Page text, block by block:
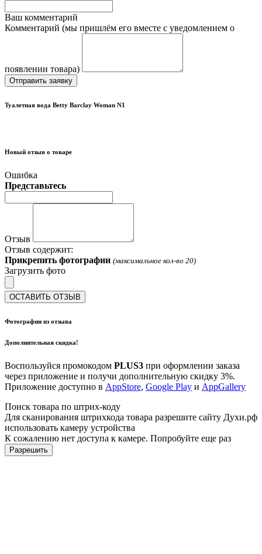
Ваш комментарий
Комментарий (мы пришлём его вместе с уведомлением о
появлении товара)
Отправить заявку
Туалетная вода Betty Barclay Woman N1
Новый отзыв о товаре
Ошибка
Представьтесь
Отзыв
Отзыв содержит:
Прикрепить фотографии (максимальное кол-во 20)
Загрузить фото
ОСТАВИТЬ ОТЗЫВ
Фотографии из отзыва
Дополнительная скидка!
Воспользуйся промокодом PLUS3 при оформлении заказа
через приложение и получи дополнительную скидку 3%.
Приложение доступно в AppStore, Google Play и AppGallery
Поиск товара по штрих-коду
Для сканирования штрихкода товара разрешите сайту Духи.рф
использовать камеру устройства
К сожалению нет доступа к камере. Попробуйте еще раз
Разрешить